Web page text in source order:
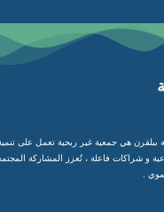
ببلقرن هي جمعية غير ربحية تعمل على
و شراكات فاعلة ، تُعزز المشاركة
.